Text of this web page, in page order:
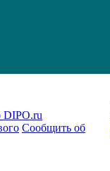
Сообщить об